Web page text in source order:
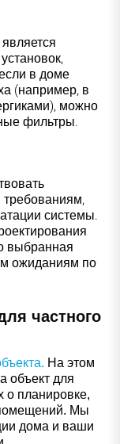
в доме
(например, в
можно
фильтры.
системы.
выбранная
ожиданиям по
частного
На этом
объект для
о планировке,
Мы
дома и ваши